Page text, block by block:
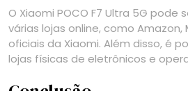
O Xiaomi POCO F7 Ultra 5G pode
várias lojas online, como Amazon,
oficiais da Xiaomi. Além disso, é
lojas físicas de eletrônicos e